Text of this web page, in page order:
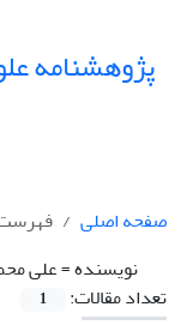
پژوهشنامه
صفحه اصلی
نویسنده =علی
تعداد مقالات:
1